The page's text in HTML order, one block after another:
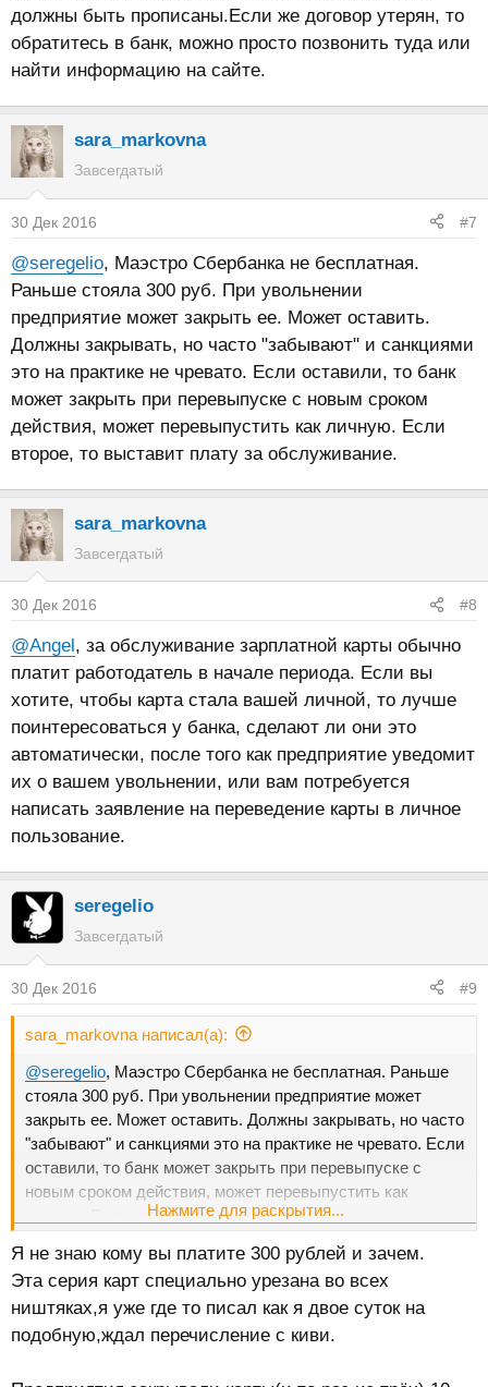
должны быть прописаны.Если же договор утерян, то
обратитесь в банк, можно просто позвонить туда или
найти информацию на сайте.
sara_markovna
Завсегдатый
30 Дек 2016 #7
@seregelio, Маэстро Сбербанка не бесплатная.
Раньше стояла 300 руб. При увольнении
предприятие может закрыть ее. Может оставить.
Должны закрывать, но часто "забывают" и санкциями
это на практике не чревато. Если оставили, то банк
может закрыть при перевыпуске с новым сроком
действия, может перевыпустить как личную. Если
второе, то выставит плату за обслуживание.
sara_markovna
Завсегдатый
30 Дек 2016 #8
@Angel, за обслуживание зарплатной карты обычно
платит работодатель в начале периода. Если вы
хотите, чтобы карта стала вашей личной, то лучше
поинтересоваться у банка, сделают ли они это
автоматически, после того как предприятие уведомит
их о вашем увольнении, или вам потребуется
написать заявление на переведение карты в личное
пользование.
seregelio
Завсегдатый
30 Дек 2016 #9
sara_markovna написал(а):
@seregelio, Маэстро Сбербанка не бесплатная. Раньше
стояла 300 руб. При увольнении предприятие может
закрыть ее. Может оставить. Должны закрывать, но часто
"забывают" и санкциями это на практике не чревато. Если
оставили, то банк может закрыть при перевыпуске с
новым сроком действия, может перевыпустить как
личную. Если второе, то выставит плату за
Нажмите для раскрытия...
Я не знаю кому вы платите 300 рублей и зачем.
Эта серия карт специально урезана во всех
ништяках,я уже где то писал как я двое суток на
подобную,ждал перечисление с киви.